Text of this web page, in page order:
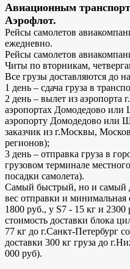
Авиационным
Аэрофлот.
Рейсы самолетов
ежедневно.
Рейсы самолетов
Читы по вторникам,
Все грузы доставляются до
1 день – сдача груза в
2 день – вылет из аэропорта
аэропортах Домодедово или
аэропорту Домодедово или
заказчик из г.Москвы,
регионов);
3 день – отправка груза в
грузовом терминале
посадки самолета).
Самый быстрый, но и самый
вес отправки и минимальная
1800 руб., у S7 - 15 кг и
стоимость доставки блока
77 кг до г.Санкт-Петербург
доставки 300 кг груза до
000 руб).